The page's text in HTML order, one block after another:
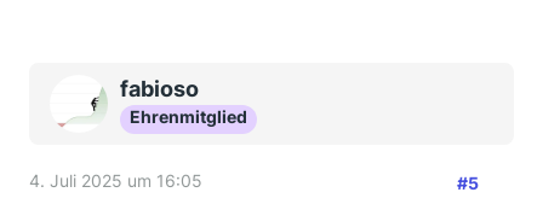
fabioso
Ehrenmitglied
4. Juli 2025 um 16:05 #5